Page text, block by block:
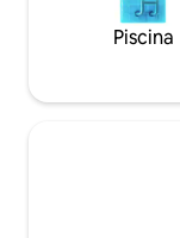
Piscina